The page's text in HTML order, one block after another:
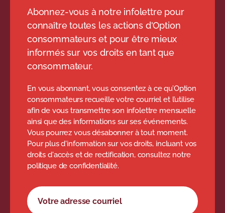
Abonnez-vous à notre infolettre pour
connaître toutes les actions d'Option
consommateurs et pour être mieux
informés sur vos droits en tant que
consommateur.
En vous abonnant, vous consentez à ce qu’Option
consommateurs recueille votre courriel et l’utilise
afin de vous transmettre son infolettre mensuelle
ainsi que des informations sur ses événements.
Vous pourrez vous désabonner à tout moment.
Pour plus d'information sur vos droits, incluant vos
droits d'accès et de rectification, consultez notre
politique de confidentialité.
Formulaire d'abonnement à l'infolettre
Votre adresse courriel